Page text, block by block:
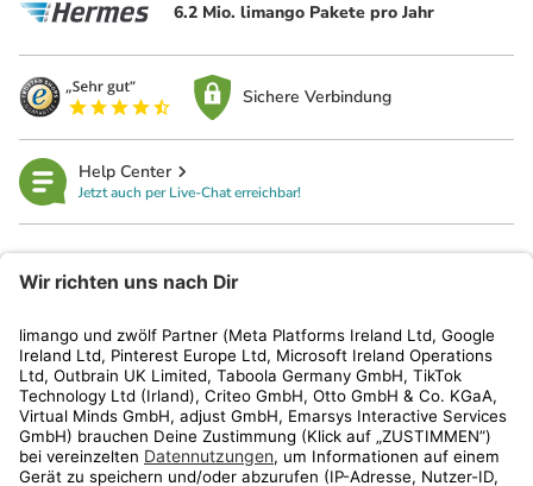
6.2 Mio. limango Pakete pro Jahr
Sichere Verbindung
Help Center
Jetzt auch per Live-Chat erreichbar!
Kundenservice
Shop
Aktionen